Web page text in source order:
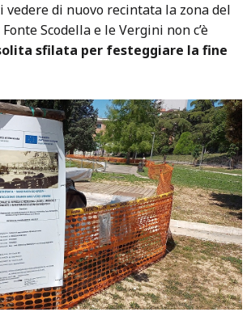
di nuovo recintata la zona del
Scodella e le Vergini non c’è
sfilata per festeggiare la fine